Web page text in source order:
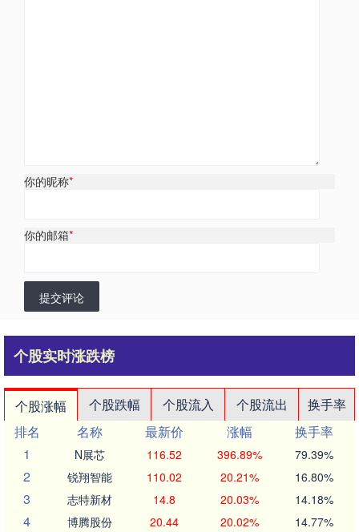
你的昵称*
你的邮箱*
提交评论
个股实时涨跌榜
个股涨幅 个股跌幅 个股流入 个股流出
换手率
排名
名称 最新价 涨幅
换手率
1
N展芯 116.52 396.89% 79.39%
2 锐翔智能 110.02 20.21% 16.80%
3 志特新材 14.8 20.03% 14.18%
4 博腾股份 20.44 20.02% 14.77%